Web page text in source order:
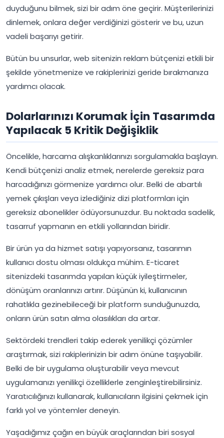
duyduğunu bilmek, sizi bir adım öne geçirir. Müşterilerinizi
dinlemek, onlara değer verdiğinizi gösterir ve bu, uzun
vadeli başarıyı getirir.
Bütün bu unsurlar, web sitenizin reklam bütçenizi etkili bir
şekilde yönetmenize ve rakiplerinizi geride bırakmanıza
yardımcı olacak.
Dolarlarınızı Korumak İçin Tasarımda
Yapılacak 5 Kritik Değişiklik
Öncelikle, harcama alışkanlıklarınızı sorgulamakla başlayın.
Kendi bütçenizi analiz etmek, nerelerde gereksiz para
harcadığınızı görmenize yardımcı olur. Belki de abartılı
yemek çıkışları veya izlediğiniz dizi platformları için
gereksiz abonelikler ödüyorsunuzdur. Bu noktada sadelik,
tasarruf yapmanın en etkili yollarından biridir.
Bir ürün ya da hizmet satışı yapıyorsanız, tasarımın
kullanıcı dostu olması oldukça mühim. E-ticaret
sitenizdeki tasarımda yapılan küçük iyileştirmeler,
dönüşüm oranlarınızı artırır. Düşünün ki, kullanıcının
rahatlıkla gezinebileceği bir platform sunduğunuzda,
onların ürün satın alma olasılıkları da artar.
Sektördeki trendleri takip ederek yenilikçi çözümler
araştırmak, sizi rakiplerinizin bir adım önüne taşıyabilir.
Belki de bir uygulama oluşturabilir veya mevcut
uygulamanızı yenilikçi özelliklerle zenginleştirebilirsiniz.
Yaratıcılığınızı kullanarak, kullanıcıların ilgisini çekmek için
farklı yol ve yöntemler deneyin.
Yaşadığımız çağın en büyük araçlarından biri sosyal